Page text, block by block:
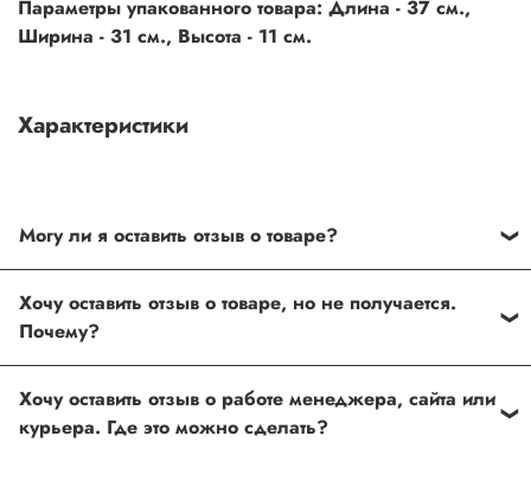
Параметры упакованного товара: Длина - 37 см.,
Ширина - 31 см., Высота - 11 см.
Характеристики
специальное поле, где Вы можете оставить свой отзыв.
Также Вы можете присвоить товару от одной до пяти
звёзд. Все отзывы о товарах проходят модерацию.
Хочу оставить отзыв о товаре, но не получается.
полей. Если поля заполнены корректно, то свяжитесь с
нами по телефону +7 (812) 565-32-05;
Хочу оставить отзыв о работе менеджера, сайта или